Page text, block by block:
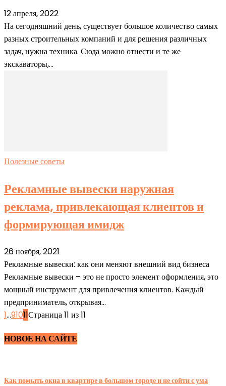
12 апреля, 2022
На сегодняшний день, существует большое количество самых
разных строительных компаний и для решения различных
задач, нужна техника. Сюда можно отнести и те же
экскаваторы,...
Полезные советы
Рекламные вывески наружная
реклама, привлекающая клиентов и
формирующая имидж
26 ноября, 2021
Рекламные вывески: как они меняют внешний вид бизнеса
Рекламные вывески – это не просто элемент оформления, это
мощный инструмент для привлечения клиентов. Каждый
предприниматель, открывая...
1...91011Страница 11 из 11
НОВОЕ НА САЙТЕ
Как помыть окна в квартире в большом городе и не сойти с ума